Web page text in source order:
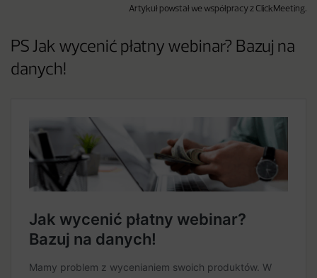
Artykuł powstał we współpracy z ClickMeeting.
PS Jak wycenić płatny webinar? Bazuj na
danych!